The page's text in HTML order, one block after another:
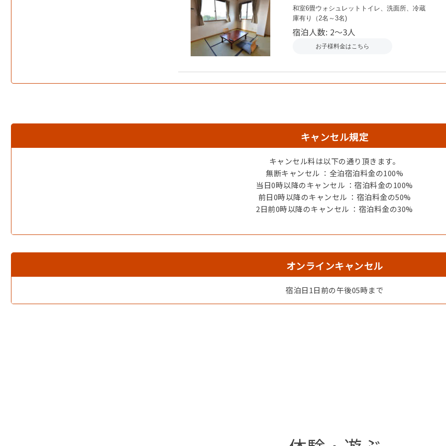
漁師宿の大漁船盛は旬の地魚中
和室6畳ウォシュレットトイレ、洗面所、冷蔵
庫有り（2名～3名)
宿泊人数: 2～3人
お子様料金はこちら
キャンセル規定
キャンセル料は以下の通り頂きます。
無断キャンセル ：全泊宿泊料金の100%
当日0時以降のキャンセル ：宿泊料金の100%
前日0時以降のキャンセル ：宿泊料金の50%
2日前0時以降のキャンセル ：宿泊料金の30%
オンラインキャンセル
宿泊日1日前の午後05時まで